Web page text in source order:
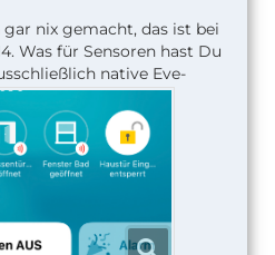
nix gemacht, das ist bei
Was für Sensoren hast Du
native Eve-